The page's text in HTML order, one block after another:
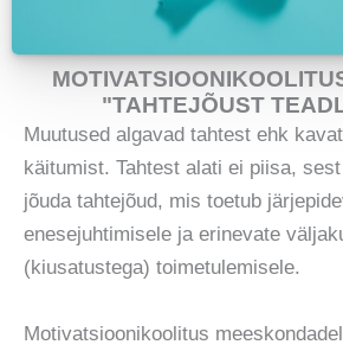
"TAHTEJÕUST
Muutused algavad tahtest ehk
käitumist. Tahtest alati ei piisa,
jõuda tahtejõud, mis toetub
enesejuhtimisele ja erinevate
(kiusatustega) toimetulemisele.
Motivatsioonikoolitus